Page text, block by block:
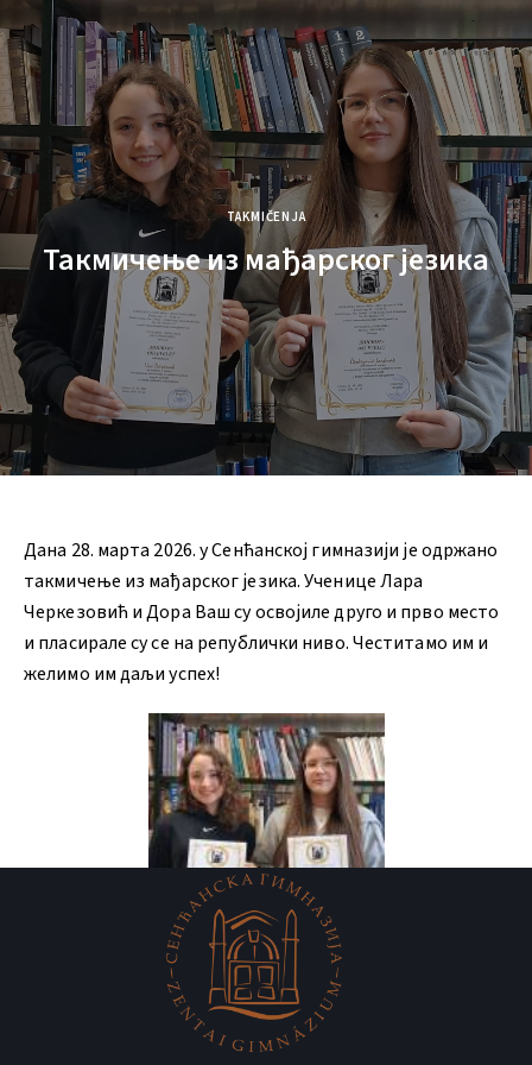
TAKMIČENJA
Такмичење из мађарског језика
Дана 28. марта 2026. у Сенћанској гимназији је одржано
такмичење из мађарског језика. Ученице Лара
Черкезовић и Дора Ваш су освојиле друго и прво место
и пласирале су се на републички ниво. Честитамо им и
желимо им даљи успех!